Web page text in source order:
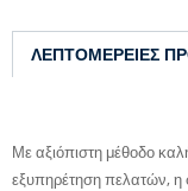
ΛΕΠΤΟΜΈΡΕΙΕΣ
Με αξιόπιστη μέθοδο
εξυπηρέτηση πελατών, η